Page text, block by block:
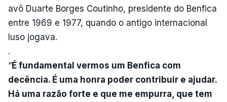
avô Duarte Borges Coutinho, presidente do Benfica
entre 1969 e 1977, quando o antigo internacional
luso jogava.
.
“É fundamental vermos um Benfica com
decência. É uma honra poder contribuir e ajudar.
Há uma razão forte e que me empurra, que tem